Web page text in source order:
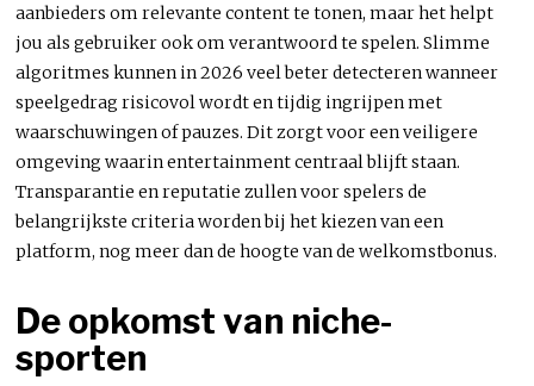
aanbieders om relevante content te tonen, maar het helpt
jou als gebruiker ook om verantwoord te spelen. Slimme
algoritmes kunnen in 2026 veel beter detecteren wanneer
speelgedrag risicovol wordt en tijdig ingrijpen met
waarschuwingen of pauzes. Dit zorgt voor een veiligere
omgeving waarin entertainment centraal blijft staan.
Transparantie en reputatie zullen voor spelers de
belangrijkste criteria worden bij het kiezen van een
platform, nog meer dan de hoogte van de welkomstbonus.
De opkomst van niche-
sporten